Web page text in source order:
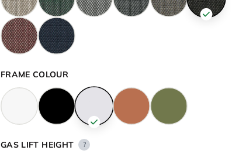
FRAME COLOUR
GAS LIFT HEIGHT ?